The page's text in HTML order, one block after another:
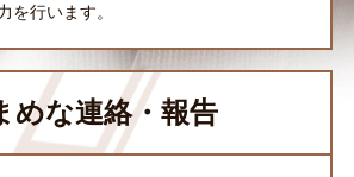
を行います。
めな連絡・報告